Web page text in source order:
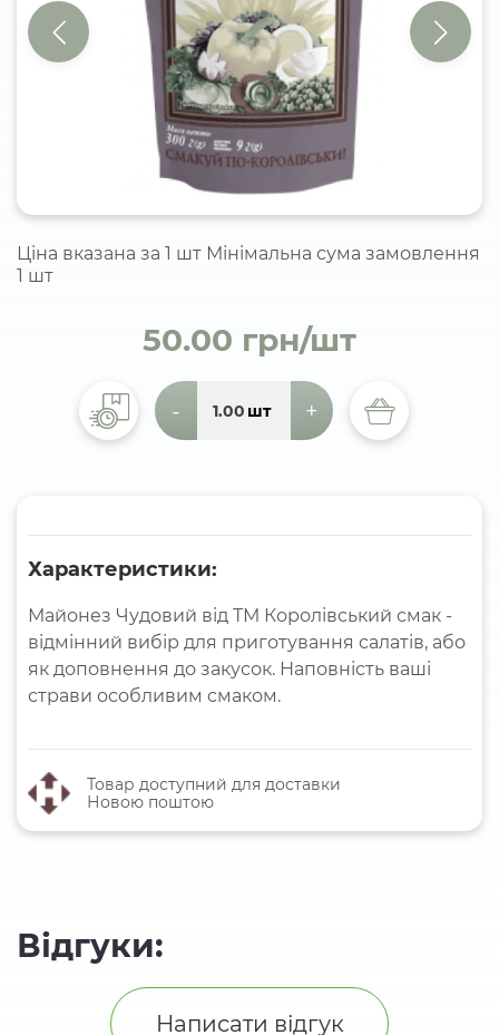
Ціна вказана за 1 шт Мінімальна сума замовлення
1 шт
50.00 грн/шт
- шт +
Характеристики:
Майонез Чудовий від ТМ Королівський смак -
відмінний вибір для приготування салатів, або
як доповнення до закусок. Наповність ваші
страви особливим смаком.
Товар доступний для доставки
Новою поштою
Відгуки:
Написати відгук